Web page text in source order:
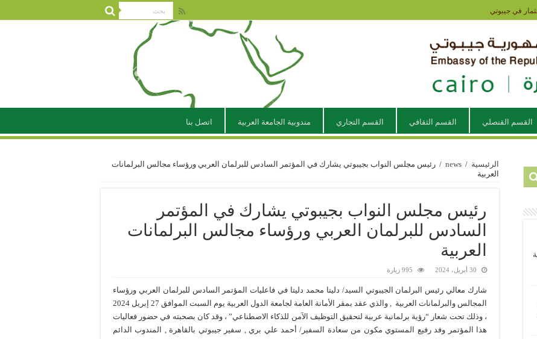
في جيبوتي
القسم القنصلي القسم الثقافي القسم التجاري مندوبية الجامعة العربية اتصل بنا
الرئيسية /
news
/ رئيس مجلس النواب بجيبوتي يشارك في المؤتمر السادس للبرلمان العربي ورؤساء مجالس البرلمانات
العربية
رئيس مجلس النواب بجيبوتي يشارك في المؤتمر
السادس للبرلمان العربي ورؤساء مجالس البرلمانات
العربية
30 أبريل، 2024 995 زيارة
شارك معالي رئيس البرلمان الجيبوتي السيد/ دليتا محمد دليتا في فاعليات المؤتمر السادس للبرلمان العربي ورؤساء
المجالس والبرلمانات العربية , والذي عقد بمقر الأمانة العامة لجامعة الدول العربية يوم السبت الموافق 27 إبريل 2024
، وذلك تحت شعار “رؤية برلمانية عربية لتحقيق التوظيف الآمن للذكاء الاصطناعي” ، وقد كان بصحبته في حضور فعاليات
هذا المؤتمر وفد رفيع المستوي مكون من سعادة السفير/ أحمد علي بري , سفير جيبوتي بالقاهرة , المندوب الدائم